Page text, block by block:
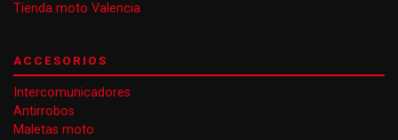
Tienda moto Valencia
ACCESORIOS
Intercomunicadores
Antirrobos
Maletas moto